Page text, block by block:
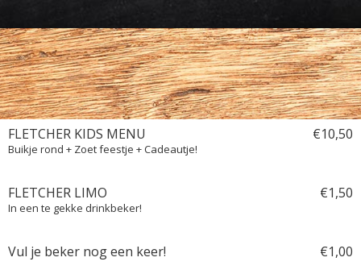
FLETCHER KIDS MENU €10,50
Buikje rond + Zoet feestje + Cadeautje!
FLETCHER LIMO €1,50
In een te gekke drinkbeker!
Vul je beker nog een keer! €1,00